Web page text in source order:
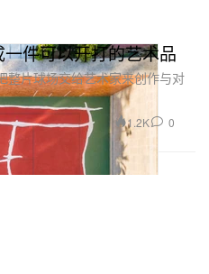
件可以开打的艺术品
整片球场交给艺术家来创作与对
1.2K 0